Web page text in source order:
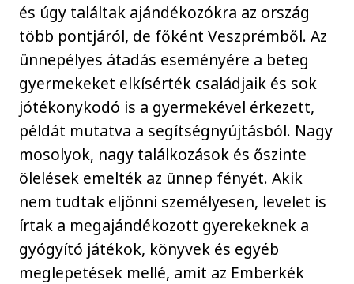
és úgy találtak ajándékozókra az ország
több pontjáról, de főként Veszprémből. Az
ünnepélyes átadás eseményére a beteg
gyermekeket elkísérték családjaik és sok
jótékonykodó is a gyermekével érkezett,
példát mutatva a segítségnyújtásból. Nagy
mosolyok, nagy találkozások és őszinte
ölelések emelték az ünnep fényét. Akik
nem tudtak eljönni személyesen, levelet is
írtak a megajándékozott gyerekeknek a
gyógyító játékok, könyvek és egyéb
meglepetések mellé, amit az Emberkék